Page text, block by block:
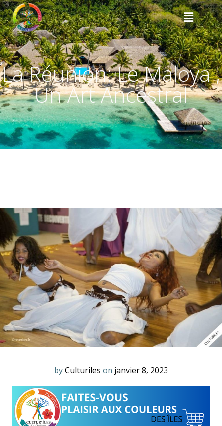
La Réunion: Le Maloya ,
Un Art Ancestral
byCulturiles on janvier 8, 2023